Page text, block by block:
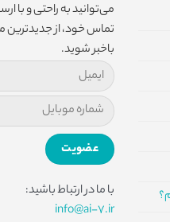
می‌توانید به راحتی و با
تماس خود، از
باخبر شوید.
با ما در ارتباط باشید:
info@ai-7.ir